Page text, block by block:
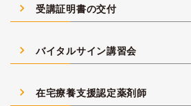
navigate_next 受講証明書の交付
navigate_next バイタルサイン講習会
navigate_next 在宅療養支援認定薬剤師